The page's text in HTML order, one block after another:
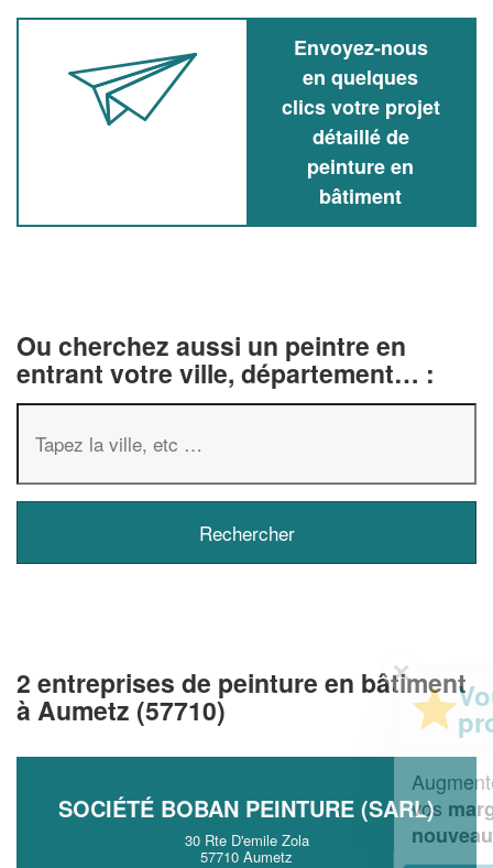
Envoyez-nous
en quelques
clics votre projet
détaillé de
peinture en
bâtiment
Ou cherchez aussi un peintre en
entrant votre ville, département… :
2 entreprises de peinture en bâtiment
à Aumetz (57710)
SOCIÉTÉ BOBAN PEINTURE (SARL)
30 Rte D'emile Zola
57710 Aumetz
✕
Vous êtes un
professionnel ?
chiffre d'affaireset
vosmargestout en gagnant de
nouveaux clients